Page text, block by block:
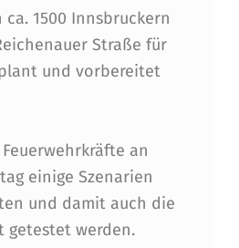
ca. 1500 Innsbruckern
Straße für
und vorbereitet
an
einige Szenarien
und damit auch die
getestet werden.